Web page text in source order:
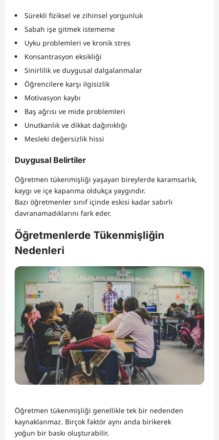
Sürekli fiziksel ve zihinsel yorgunluk
Sabah işe gitmek istememe
Uyku problemleri ve kronik stres
Konsantrasyon eksikliği
Sinirlilik ve duygusal dalgalanmalar
Öğrencilere karşı ilgisizlik
Motivasyon kaybı
Baş ağrısı ve mide problemleri
Unutkanlık ve dikkat dağınıklığı
Mesleki değersizlik hissi
Duygusal Belirtiler
Öğretmen tükenmişliği yaşayan bireylerde karamsarlık,
kaygı ve içe kapanma oldukça yaygındır.
Bazı öğretmenler sınıf içinde eskisi kadar sabırlı
davranamadıklarını fark eder.
Öğretmenlerde Tükenmişliğin
Nedenleri
Öğretmen tükenmişliği genellikle tek bir nedenden
kaynaklanmaz. Birçok faktör aynı anda birikerek
yoğun bir baskı oluşturabilir.